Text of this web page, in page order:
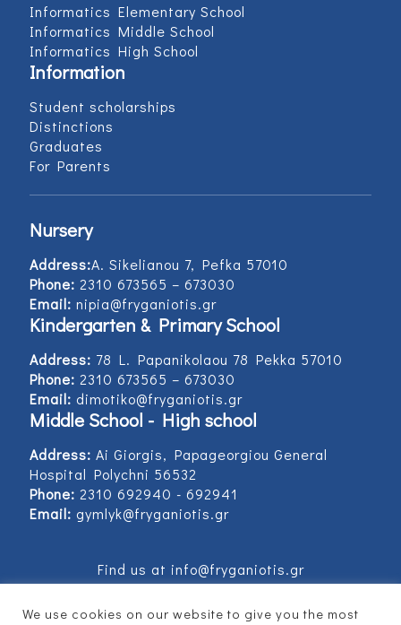
Informatics Elementary School
Informatics Middle School
Informatics High School
Information
Student scholarships
Distinctions
Graduates
For Parents
Nursery
Address:Α. Sikelianou 7, Pefka 57010
Phone: 2310 673565 – 673030
Email: nipia@fryganiotis.gr
Kindergarten & Primary School
Address: 78 L. Papanikolaou 78 Pekka 57010
Phone: 2310 673565 – 673030
Email: dimotiko@fryganiotis.gr
Middle School - High school
Address: Ai Giorgis, Papageorgiou General
Hospital Polychni 56532
Phone: 2310 692940 - 692941
Email: gymlyk@fryganiotis.gr
Find us at info@fryganiotis.gr
We use cookies on our website to give you the most